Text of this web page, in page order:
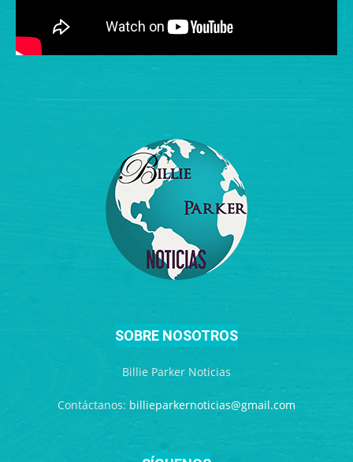
SOBRE NOSOTROS
Billie Parker Noticias
Contáctanos: billieparkernoticias@gmail.com